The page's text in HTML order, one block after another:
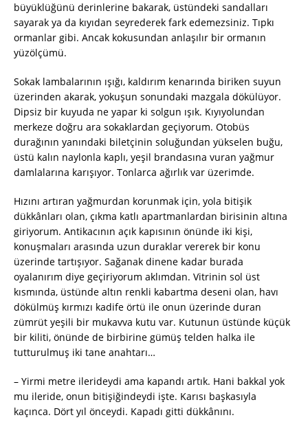
büyüklüğünü derinlerine bakarak, üstündeki sandalları
sayarak ya da kıyıdan seyrederek fark edemezsiniz. Tıpkı
ormanlar gibi. Ancak kokusundan anlaşılır bir ormanın
yüzölçümü.
Sokak lambalarının ışığı, kaldırım kenarında biriken suyun
üzerinden akarak, yokuşun sonundaki mazgala dökülüyor.
Dipsiz bir kuyuda ne yapar ki solgun ışık. Kıyıyolundan
merkeze doğru ara sokaklardan geçiyorum. Otobüs
durağının yanındaki biletçinin soluğundan yükselen buğu,
üstü kalın naylonla kaplı, yeşil brandasına vuran yağmur
damlalarına karışıyor. Tonlarca ağırlık var üzerimde.
Hızını artıran yağmurdan korunmak için, yola bitişik
dükkânları olan, çıkma katlı apartmanlardan birisinin altına
giriyorum. Antikacının açık kapısının önünde iki kişi,
konuşmaları arasında uzun duraklar vererek bir konu
üzerinde tartışıyor. Sağanak dinene kadar burada
oyalanırım diye geçiriyorum aklımdan. Vitrinin sol üst
kısmında, üstünde altın renkli kabartma deseni olan, havı
dökülmüş kırmızı kadife örtü ile onun üzerinde duran
zümrüt yeşili bir mukavva kutu var. Kutunun üstünde küçük
bir kiliti, önünde de birbirine gümüş telden halka ile
tutturulmuş iki tane anahtarı…
– Yirmi metre ilerideydi ama kapandı artık. Hani bakkal yok
mu ileride, onun bitişiğindeydi işte. Karısı başkasıyla
kaçınca. Dört yıl önceydi. Kapadı gitti dükkânını.